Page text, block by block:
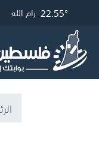
27.89° غزة 22.79° القدس 22.55° رام الله